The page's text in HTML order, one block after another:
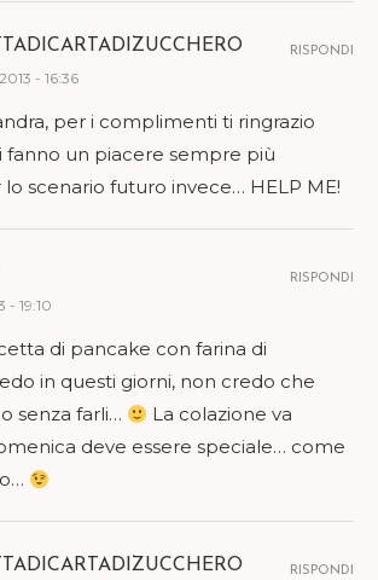
- 16:36
per i complimenti ti ringrazio
un piacere sempre più
scenario futuro invece… HELP ME!
RISPONDI
- 19:10
di pancake con farina di
in questi giorni, non credo che
senza farli…
La colazione va
deve essere speciale… come
RISPONDI
RISPONDI